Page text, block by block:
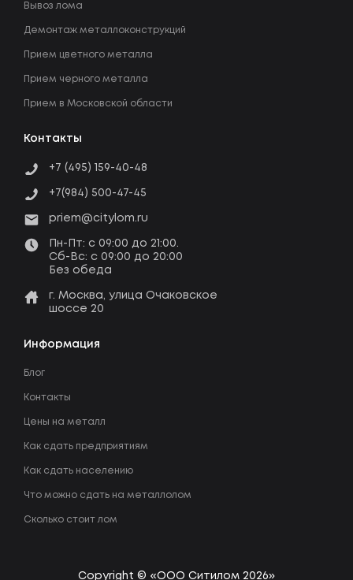
Контакты
+7 (495) 159-40-48
+7(984) 500-47-45
priem@citylom.ru
Пн-Пт: c 09:00 до 21:00.
Сб-Вс: c 09:00 до 20:00
Без обеда
г. Москва, улица Очаковское
шоссе 20
Вывоз лома
Демонтаж металлоконструкций
Прием цветного металла
Прием черного металла
Прием в Московской области
Информация
Блог
Контакты
Цены на металл
Как сдать предприятиям
Как сдать населению
Что можно сдать на металлолом
Сколько стоит лом
Copyright © «ООО Ситилом 2026»